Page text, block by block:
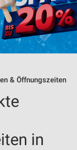
& Öffnungszeiten
in